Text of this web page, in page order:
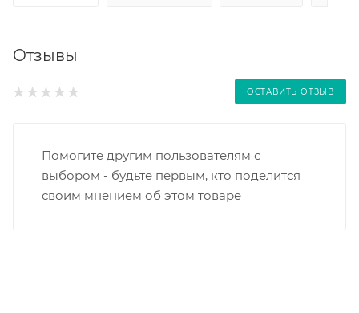
Отзывы
ОСТАВИТЬ ОТЗЫВ
Помогите другим пользователям с
выбором - будьте первым, кто поделится
своим мнением об этом товаре